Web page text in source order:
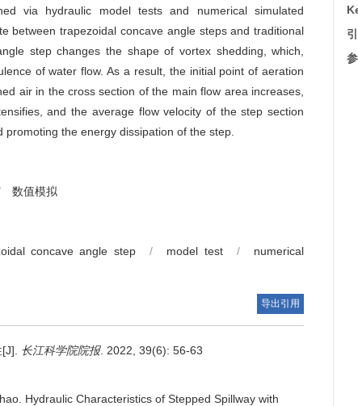
via hydraulic model tests and numerical simulated
between trapezoidal concave angle steps and traditional
step changes the shape of vortex shedding, which,
of water flow. As a result, the initial point of aeration
air in the cross section of the main flow area increases,
and the average flow velocity of the step section
the energy dissipation of the step.
数值模拟
concave angle step / model test /
numerical
导出引用
长江科学院院报. 2022, 39(6): 56-63
Hydraulic Characteristics of Stepped Spillway with